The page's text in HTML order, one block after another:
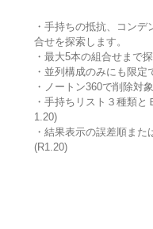
・手持ちの抵抗、コン
合せを探索します。
・最大5本の組合せまで
・並列構成のみにも限定
・ノートン360で削除対
・手持ちリスト３種類
1.20)
・結果表示の誤差順ま
(R1.20)